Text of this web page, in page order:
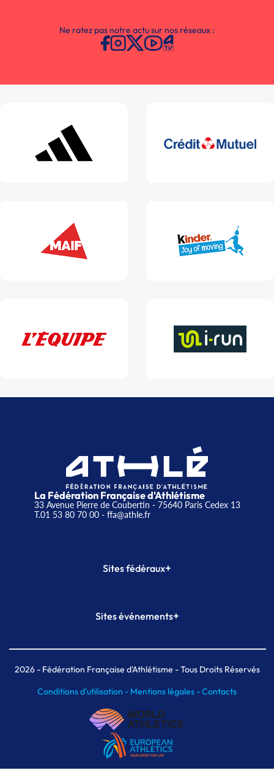
Ne ratez pas notre actu sur nos réseaux :
La Fédération Française d'Athlétisme
33 Avenue Pierre de Coubertin - 75640 Paris Cedex 13
T.01 53 80 70 00- ffa@athle.fr
Sites fédéraux+
Plateforme Formation
Sites événements+
Meeting de Paris indoor
MAIF Ekiden de Paris
2026- Fédération Française d'Athlétisme - Tous Droits Réservés
Conditions d'utilisation - Mentions légales -Contacts